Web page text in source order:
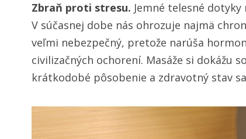
Zbraň proti stresu. Jemné telesné
V súčasnej dobe nás ohrozuje najmä
veľmi nebezpečný, pretože narúša
civilizačných ochorení. Masáže si dokážu
krátkodobé pôsobenie a zdravotný stav